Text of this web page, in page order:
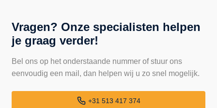
Vragen? Onze specialisten helpen
je graag verder!
Bel ons op het onderstaande nummer of stuur ons
eenvoudig een mail, dan helpen wij u zo snel mogelijk.
+31 513 417 374